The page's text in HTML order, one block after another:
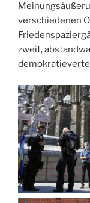
verschiedenen
zweit,